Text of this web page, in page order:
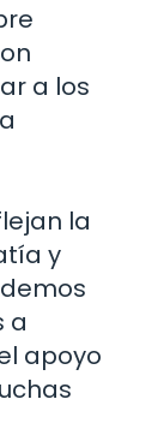
a los
la
y
a
apoyo